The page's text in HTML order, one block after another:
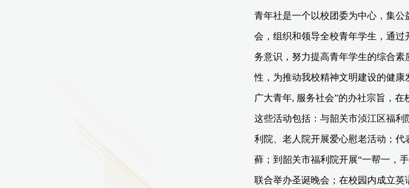
衣机服务项目流标公告